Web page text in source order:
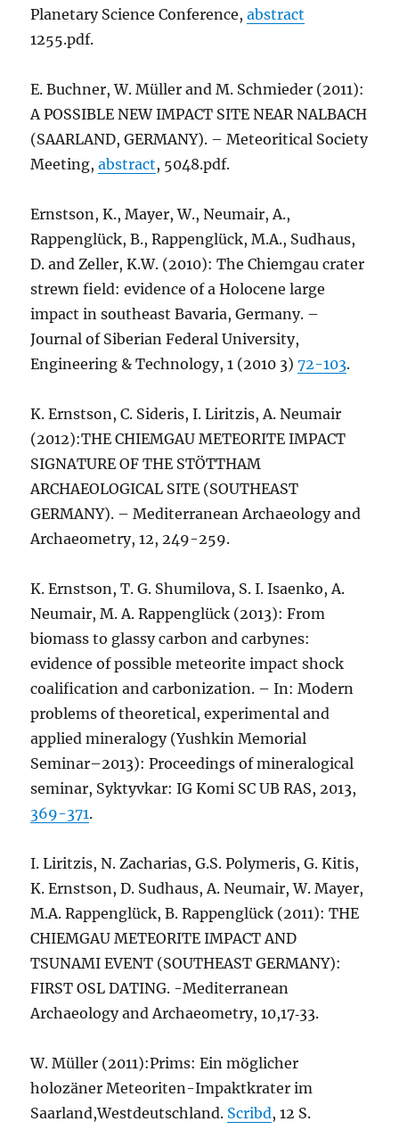
Planetary Science Conference,abstract
1255.pdf.
E. Buchner, W. Müller and M. Schmieder (2011):
A POSSIBLE NEW IMPACT SITE NEAR NALBACH
(SAARLAND, GERMANY). – Meteoritical Society
Meeting,abstract, 5048.pdf.
Ernstson, K., Mayer, W., Neumair, A.,
Rappenglück, B., Rappenglück, M.A., Sudhaus,
D. and Zeller, K.W. (2010): The Chiemgau crater
strewn field: evidence of a Holocene large
impact in southeast Bavaria, Germany. –
Journal of Siberian Federal University,
Engineering & Technology, 1 (2010 3)72-103.
K. Ernstson, C. Sideris, I. Liritzis, A. Neumair
(2012):THE CHIEMGAU METEORITE IMPACT
SIGNATURE OF THE STÖTTHAM
ARCHAEOLOGICAL SITE (SOUTHEAST
GERMANY). – Mediterranean Archaeology and
Archaeometry, 12, 249-259.
K. Ernstson, T. G. Shumilova, S. I. Isaenko, A.
Neumair, M. A. Rappenglück (2013): From
biomass to glassy carbon and carbynes:
evidence of possible meteorite impact shock
coalification and carbonization. – In: Modern
problems of theoretical, experimental and
applied mineralogy (Yushkin Memorial
Seminar–2013): Proceedings of mineralogical
seminar, Syktyvkar: IG Komi SC UB RAS, 2013,
369-371.
I. Liritzis, N. Zacharias, G.S. Polymeris, G. Kitis,
K. Ernstson, D. Sudhaus, A. Neumair, W. Mayer,
M.A. Rappenglück, B. Rappenglück (2011): THE
CHIEMGAU METEORITE IMPACT AND
TSUNAMI EVENT (SOUTHEAST GERMANY):
FIRST OSL DATING. -Mediterranean
Archaeology and Archaeometry, 10,17‐33.
W. Müller (2011):Prims: Ein möglicher
holozäner Meteoriten-Impaktkrater im
Saarland,Westdeutschland. Scribd, 12 S.